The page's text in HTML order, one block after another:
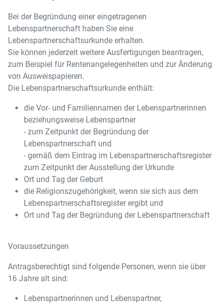
Bei der Begründung einer eingetragenen
Lebenspartnerschaft haben Sie eine
Lebenspartnerschaftsurkunde erhalten.
Sie können jederzeit weitere Ausfertigungen beantragen,
zum Beispiel für Rentenangelegenheiten und zur Änderung
von Ausweispapieren.
Die Lebenspartnerschaftsurkunde enthält:
die Vor- und Familiennamen der Lebenspartnerinnen
beziehungsweise Lebenspartner
- zum Zeitpunkt der Begründung der
Lebenspartnerschaft und
- gemäß dem Eintrag im Lebenspartnerschaftsregister
zum Zeitpunkt der Ausstellung der Urkunde
Ort und Tag der Geburt
die Religionszugehörigkeit, wenn sie sich aus dem
Lebenspartnerschaftsregister ergibt und
Ort und Tag der Begründung der Lebenspartnerschaft
Voraussetzungen
Antragsberechtigt sind folgende Personen, wenn sie über
16 Jahre alt sind:
Lebenspartnerinnen und Lebenspartner,